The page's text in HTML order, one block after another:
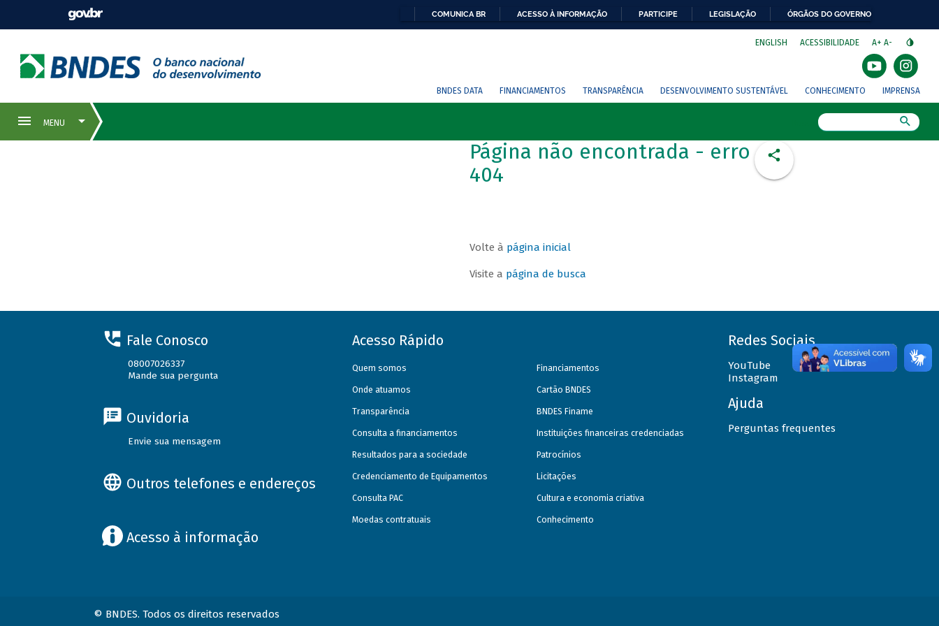
COMUNICA BR ACESSO À INFORMAÇÃO PARTICIPE LEGISLAÇÃO ÓRGÃOS DO GOVERNO
ENGLISH ACESSIBILIDADE A+ A-
BNDES DATA FINANCIAMENTOS TRANSPARÊNCIA DESENVOLVIMENTO SUSTENTÁVEL CONHECIMENTO IMPRENSA
Página não encontrada - erro
404
Volte à página inicial
Visite a página de busca
Fale Conosco
08007026337
Mande sua pergunta
Ouvidoria
Envie sua mensagem
Outros telefones e endereços
Acesso à informação
Acesso Rápido
Quem somos
Onde atuamos
Transparência
Consulta a financiamentos
Resultados para a sociedade
Credenciamento de Equipamentos
Consulta PAC
Moedas contratuais
Financiamentos
Cartão BNDES
BNDES Finame
Instituições financeiras credenciadas
Patrocínios
Licitações
Cultura e economia criativa
Conhecimento
Redes Sociais
YouTube
Instagram
Ajuda
Perguntas frequentes
© BNDES. Todos os direitos reservados